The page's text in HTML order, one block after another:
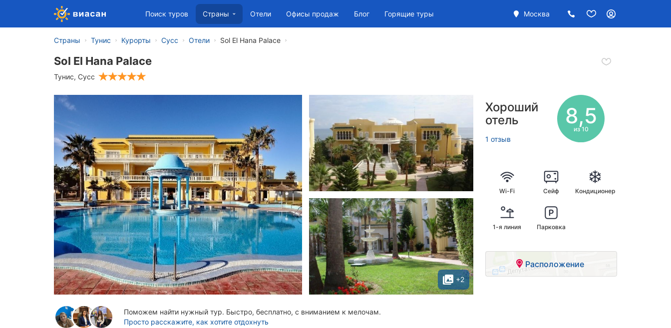
Москва
Поиск туров Страны Отели Офисы продаж Блог Горящие туры
Страны Тунис Курорты Сусс Отели Sol El Hana Palace
Sol El Hana Palace
Тунис, Сусс
+2
Хороший
отель
1 отзыв
8,5
из 10
Wi-Fi Сейф Кондиционер
1-я линия Парковка
Расположение
Поможем найти нужный тур. Быстро, бесплатно, с вниманием к мелочам.
Просто расскажите, как хотите отдохнуть